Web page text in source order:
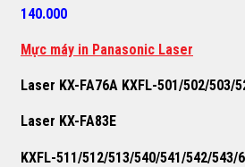
140.000
Mực máy in Panasonic Laser
Laser KX-FA76A KXFL-501/502/503/
Laser KX-FA83E
KXFL-511/512/513/540/541/542/543/